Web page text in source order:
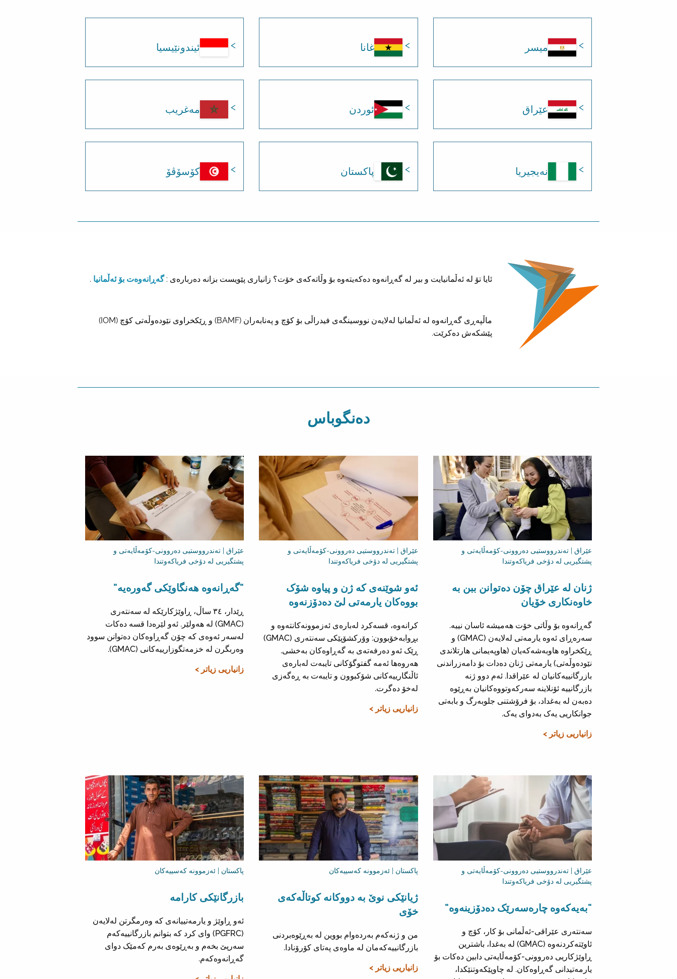
میسر غانا ئیندونێیسیا
عێراق ئوردن مەغریب
نەیجیریا پاکستان کۆسۆڤۆ
ئایا تۆ لە ئەڵمانیایت و بیر لە گەڕانەوە دەکەیتەوە بۆ وڵاتەکەی خۆت؟ زانیاری پێویست بزانە دەربارەی :گەڕانەوەت بۆ ئەڵمانیا .
ماڵپەڕی گەڕانەوە لە ئەڵمانیا لەلایەن نووسینگەی فیدراڵی بۆ کۆچ و پەنابەران (BAMF) و ڕێکخراوی نێودەوڵەتی کۆچ (IOM)
پێشکەش دەکرێت.
دەنگوباس
عێراق | تەندرووستیی دەروونی-کۆمەڵایەتی و
پشتگیریی لە دۆخی فریاکەوتندا
ژنان لە عێراق چۆن دەتوانن ببن بە
خاوەنکاری خۆیان
گەڕانەوە بۆ وڵاتی خۆت هەمیشە ئاسان نییە.
سەرەڕای ئەوە یارمەتی لەلایەن (GMAC) و
ڕێکخراوە هاوبەشەکەیان (هاوپەیمانی هارتلاندی
نێودەوڵەتی) یارمەتی ژنان دەدات بۆ دامەزراندنی
بازرگانییەکانیان لە عێراقدا. ئەم دوو ژنە
بازرگانییە ئۆنلاینە سەرکەوتووەکانیان بەڕێوە
دەبەن لە بەغداد، بۆ فرۆشتنی جلوبەرگ و بابەتی
جوانکاریی یەک بەدوای یەک.
زانیاریی زیاتر >
عێراق | تەندرووستیی دەروونی-کۆمەڵایەتی و
پشتگیریی لە دۆخی فریاکەوتندا
ئەو شوێنەی کە ژن و پیاوە شۆک
بووەکان یارمەتی لێ دەدۆزنەوە
کرانەوە، قسەکرد لەبارەی ئەزموونەکانتەوە و
بڕوابەخۆبوون: وۆرکشۆپێکی سەنتەری (GMAC)
ڕێک ئەو دەرفەتەی بە گەڕاوەکان بەخشی.
هەروەها ئەمە گفتوگۆکانی تایبەت لەبارەی
ئاڵنگارییەکانی شۆکبوون و تایبەت بە ڕەگەزی
لەخۆ دەگرت.
زانیاریی زیاتر >
عێراق | تەندرووستیی دەروونی-کۆمەڵایەتی و
پشتگیریی لە دۆخی فریاکەوتندا
"گەڕانەوە هەنگاوێکی گەورەیە"
ڕێدار، ٣٤ ساڵ، ڕاوێژکارێکە لە سەنتەری
(GMAC) لە هەولێر. ئەو لێرەدا قسە دەکات
لەسەر ئەوەی کە چۆن گەڕاوەکان دەتوانن سوود
وەربگرن لە خزمەتگوزارییەکانی (GMAC).
زانیاریی زیاتر >
عێراق | تەندرووستیی دەروونی-کۆمەڵایەتی و
پشتگیریی لە دۆخی فریاکەوتندا
"بەیەکەوە چارەسەرێک دەدۆزینەوە"
سەنتەری عێراقی-ئەڵمانی بۆ کار، کۆچ و
ئاوێتەکردنەوە (GMAC) لە بەغدا، باشترین
ڕاوێژکاریی دەروونی-کۆمەڵایەتی دابین دەکات بۆ
یارمەتیدانی گەڕاوەکان. لە چاوپێکەوتنێکدا،
پاکستان | ئەزموونە کەسییەکان
ژیانێکی نوێ بە دووکانە کوتاڵەکەی
خۆی
من و ژنەکەم بەردەوام بووین لە بەڕێوەبردنی
بازرگانییەکەمان لە ماوەی پەتای کۆرۆنادا.
زانیاریی زیاتر >
پاکستان | ئەزموونە کەسییەکان
بازرگانێکی کارامە
ئەو ڕاوێژ و یارمەتییانەی کە وەرمگرتن لەلایەن
(PGFRC) وای کرد کە بتوانم بازرگانییەکەم
سەرپێ بخەم و بەڕێوەی بەرم کەمێک دوای
گەڕانەوەکەم.